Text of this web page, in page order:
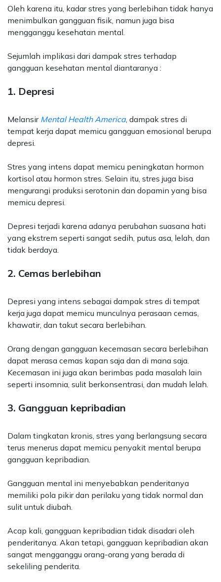
Oleh karena itu, kadar stres yang berlebihan tidak hanya
menimbulkan gangguan fisik, namun juga bisa
mengganggu kesehatan mental.
Sejumlah implikasi dari dampak stres terhadap
gangguan kesehatan mental diantaranya :
1. Depresi
Melansir Mental Health America, dampak stres di
tempat kerja dapat memicu gangguan emosional berupa
depresi.
Stres yang intens dapat memicu peningkatan hormon
kortisol atau hormon stres. Selain itu, stres juga bisa
mengurangi produksi serotonin dan dopamin yang bisa
memicu depresi.
Depresi terjadi karena adanya perubahan suasana hati
yang ekstrem seperti sangat sedih, putus asa, lelah, dan
tidak berdaya.
2. Cemas berlebihan
Depresi yang intens sebagai dampak stres di tempat
kerja juga dapat memicu munculnya perasaan cemas,
khawatir, dan takut secara berlebihan.
Orang dengan gangguan kecemasan secara berlebihan
dapat merasa cemas kapan saja dan di mana saja.
Kecemasan ini juga akan berimbas pada masalah lain
seperti insomnia, sulit berkonsentrasi, dan mudah lelah.
3. Gangguan kepribadian
Dalam tingkatan kronis, stres yang berlangsung secara
terus menerus dapat memicu penyakit mental berupa
gangguan kepribadian.
Gangguan mental ini menyebabkan penderitanya
memiliki pola pikir dan perilaku yang tidak normal dan
sulit untuk diubah.
Acap kali, gangguan kepribadian tidak disadari oleh
penderitanya. Akan tetapi, gangguan kepribadian akan
sangat mengganggu orang-orang yang berada di
sekeliling penderita.